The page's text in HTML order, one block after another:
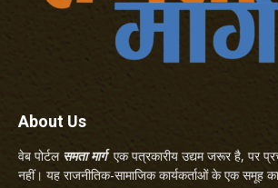
About Us
वेब पोर्टल समता मार्गएक पत्रकारीय उद्यम जरूर है, पर
नहीं। यह राजनीतिक-सामाजिक कार्यकर्ताओं के एक समूह